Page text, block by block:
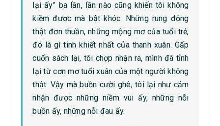
lại ấy” ba lần, lần nào cũng khiến tôi không
kiềm được mà bật khóc. Những rung động
thật đơn thuần, những mộng mơ của tuổi trẻ,
đó là gì tinh khiết nhất của thanh xuân. Gấp
cuốn sách lại, tôi chợp nhận ra, mình đã tỉnh
lại từ cơn mơ tuổi xuân của một người không
thật. Vậy mà buồn cười ghê, tôi lại như cảm
nhận được những niềm vui ấy, những nỗi
buồn ấy, những nỗi đau ấy.